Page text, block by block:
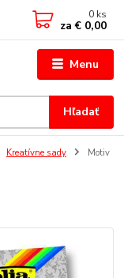
Menu
Hľadať
0 ks
za € 0,00
Kreatívne sady
Motiv